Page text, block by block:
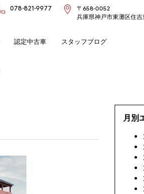
078-821-9977
〒658-0052
兵庫県神戸市東灘区住吉
認定中古車 スタッフブログ
月別